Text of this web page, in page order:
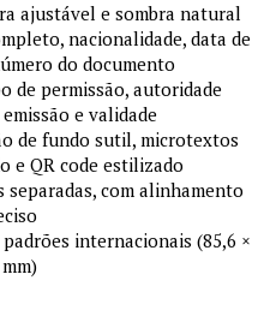
ajustável e sombra natural
nacionalidade, data de
do documento
de permissão, autoridade
e validade
de fundo sutil, microtextos
e QR code estilizado
separadas, com alinhamento
internacionais (85,6 ×